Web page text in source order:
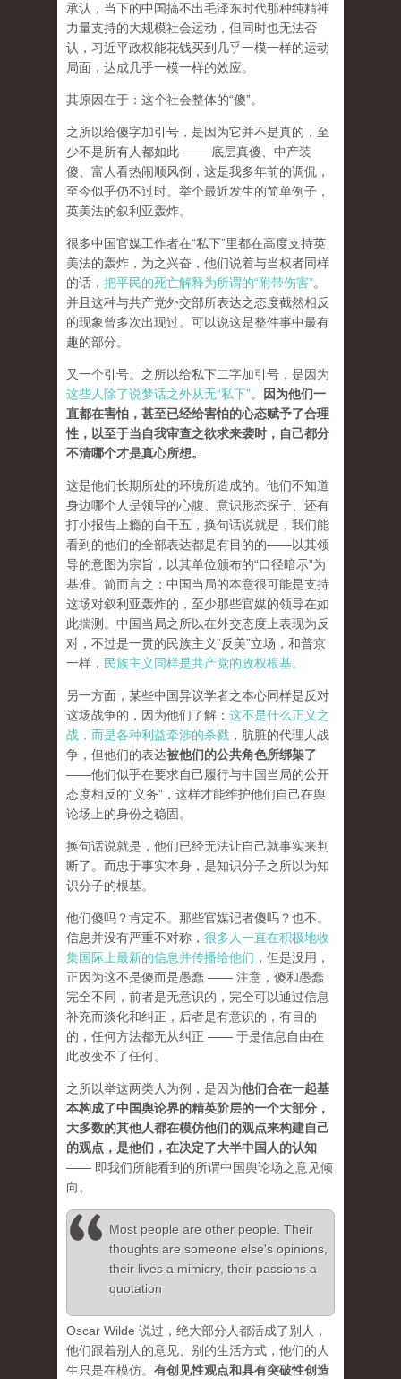
承认，当下的中国搞不出毛泽东时代那种纯精神
力量支持的大规模社会运动，但同时也无法否
认，习近平政权能花钱买到几乎一模一样的运动
局面，达成几乎一模一样的效应。
其原因在于：这个社会整体的“傻”。
之所以给傻字加引号，是因为它并不是真的，至
少不是所有人都如此 —— 底层真傻、中产装
傻、富人看热闹顺风倒，这是我多年前的调侃，
至今似乎仍不过时。举个最近发生的简单例子，
英美法的叙利亚轰炸。
很多中国官媒工作者在“私下”里都在高度支持英
美法的轰炸，为之兴奋，他们说着与当权者同样
的话， 把平民的死亡解释为所谓的“附带伤害”。
并且这种与共产党外交部所表达之态度截然相反
的现象曾多次出现过。可以说这是整件事中最有
趣的部分。
又一个引号。之所以给私下二字加引号，是因为
这些人除了说梦话之外从无“私下”。
因为他们一
直都在害怕，甚至已经给害怕的心态赋予了合理
性，以至于当自我审查之欲求来袭时，自己都分
不清哪个才是真心所想。
这是他们长期所处的环境所造成的。他们不知道
身边哪个人是领导的心腹、意识形态探子、还有
打小报告上瘾的自干五，换句话说就是，我们能
看到的他们的全部表达都是有目的的——以其领
导的意图为宗旨，以其单位颁布的“口径暗示”为
基准。简而言之：中国当局的本意很可能是支持
这场对叙利亚轰炸的，至少那些官媒的领导在如
此揣测。中国当局之所以在外交态度上表现为反
对，不过是一贯的民族主义“反美”立场，和普京
一样， 民族主义同样是共产党的政权根基。
另一方面，某些中国异议学者之本心同样是反对
这场战争的，因为他们了解： 这不是什么正义之
战，而是各种利益牵涉的杀戮 ，肮脏的代理人战
争，但他们的表达被他们的公共角色所绑架了
——他们似乎在要求自己履行与中国当局的公开
态度相反的“义务”，这样才能维护他们自己在舆
论场上的身份之稳固。
换句话说就是，他们已经无法让自己就事实来判
断了。而忠于事实本身，是知识分子之所以为知
识分子的根基。
他们傻吗？肯定不。那些官媒记者傻吗？也不。
信息并没有严重不对称， 很多人一直在积极地收
集国际上最新的信息并传播给他们 ，但是没用，
正因为这不是傻而是愚蠢 —— 注意，傻和愚蠢
完全不同，前者是无意识的，完全可以通过信息
补充而淡化和纠正，后者是有意识的，有目的
的，任何方法都无从纠正 —— 于是信息自由在
此改变不了任何。
之所以举这两类人为例，是因为他们合在一起基
本构成了中国舆论界的精英阶层的一个大部分，
大多数的其他人都在模仿他们的观点来构建自己
的观点，是他们，在决定了大半中国人的认知
—— 即我们所能看到的所谓中国舆论场之意见倾
向。
Most people are other people. Their
thoughts are someone else's opinions,
their lives a mimicry, their passions a
quotation
Oscar Wilde 说过，绝大部分人都活成了别人，
他们跟着别人的意见、别的生活方式，他们的人
生只是在模仿。 有创见性观点和具有突破性创造